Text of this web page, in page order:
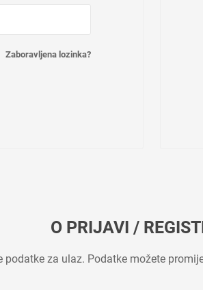
Zaboravljena lozinka?
O PRIJAVI /
podatke za ulaz. Podatke možete